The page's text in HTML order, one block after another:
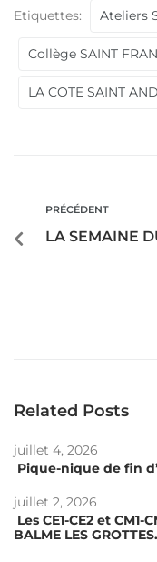
Etiquettes: Ateliers
Collège SAINT
LA COTE SAINT
PRÉCÉDENT
LA SEMAINE
Related Posts
juillet 4, 2026
Pique-nique de fin
juillet 2, 2026
Les CE1-CE2 et
BALME LES